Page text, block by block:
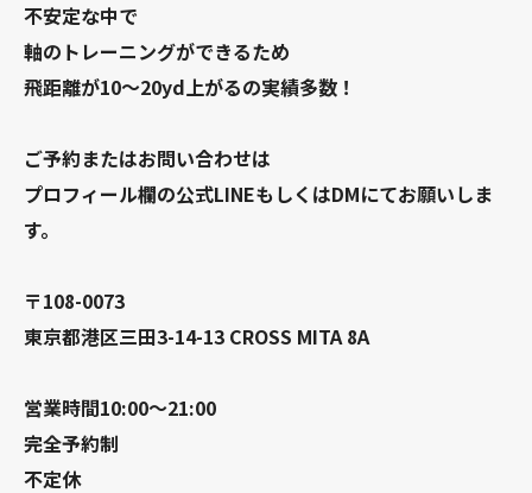
不安定な中で
軸のトレーニングができるため
飛距離が10〜20yd上がるの実績多数！
ご予約またはお問い合わせは
プロフィール欄の公式LINEもしくはDMにてお願いしま
す。
〒108-0073
東京都港区三田3-14-13 CROSS MITA 8A
営業時間10:00〜21:00
完全予約制
不定休